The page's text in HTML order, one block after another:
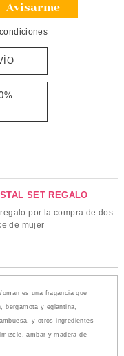
Avisarme
SET REGALO
por la compra de dos
de mujer
es una fragancia que
bergamota y eglantina,
y otros ingredientes
ambar y madera de